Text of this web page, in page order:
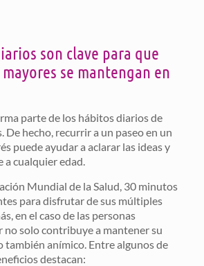
son clave para que
se mantengan en
parte de los hábitos diarios de
De hecho, recurrir a un paseo en un
puede ayudar a aclarar las ideas y
cualquier edad.
Mundial de la Salud, 30 minutos
para disfrutar de sus múltiples
en el caso de las personas
no solo contribuye a mantener su
también anímico. Entre algunos de
destacan: